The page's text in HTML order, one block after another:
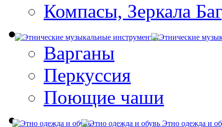
Компасы, Зеркала
Варганы
Перкуссия
Поющие чаши
Этно одежда и